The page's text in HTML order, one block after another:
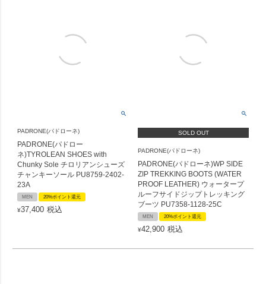
PADRONE(パドローネ)
PADRONE(パドロー
ネ)TYROLEAN SHOES with
Chunky Sole チロリアンシューズ
チャンキーソール PU8759-2402-
23A
MEN 20%ポイント還元
¥37,400 税込
SOLD OUT
PADRONE(パドローネ)
PADRONE(パドローネ)WP SIDE
ZIP TREKKING BOOTS (WATER
PROOF LEATHER) ウォータープ
ルーフサイドジップトレッキング
ブーツ PU7358-1128-25C
MEN 20%ポイント還元
¥42,900 税込